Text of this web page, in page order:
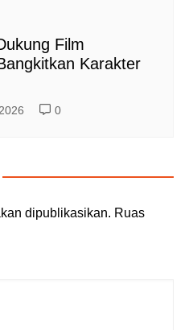
Film
Karakter
0
dipublikasikan. Ruas